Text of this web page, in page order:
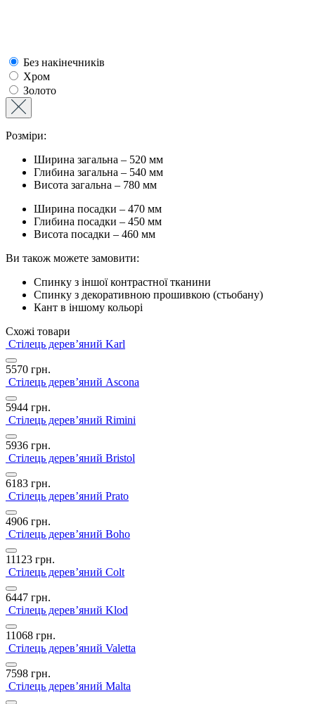
Без накінечників
Хром
Золото
Розміри:
Ширина загальна – 520 мм
Глибина загальна – 540 мм
Висота загальна – 780 мм
Ширина посадки – 470 мм
Глибина посадки – 450 мм
Висота посадки – 460 мм
Ви також можете замовити:
Спинку з іншої контрастної тканини
Спинку з декоративною прошивкою (стьобану)
Кант в іншому кольорі
Схожі товари
Стілець дерев’яний Karl
5570 грн.
Стілець дерев’яний Ascona
5944 грн.
Стілець дерев’яний Rimini
5936 грн.
Стілець дерев’яний Bristol
6183 грн.
Стілець дерев’яний Prato
4906 грн.
Стілець дерев’яний Boho
11123 грн.
Стілець дерев’яний Colt
6447 грн.
Стілець дерев’яний Klod
11068 грн.
Стілець дерев’яний Valetta
7598 грн.
Стілець дерев’яний Malta